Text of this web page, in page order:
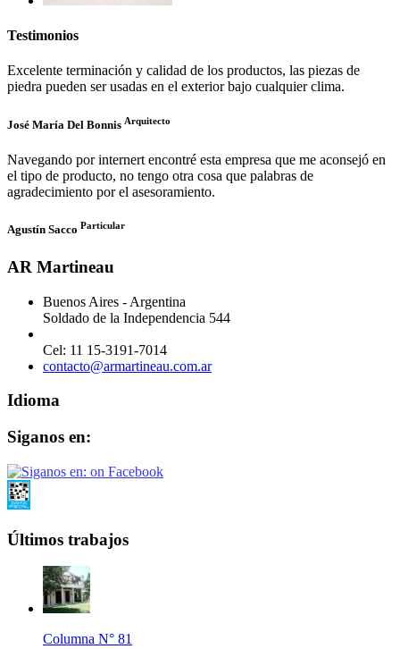
Testimonios
Excelente terminación y calidad de los productos, las piezas de
piedra pueden ser usadas en el exterior bajo cualquier clima.
José María Del Bonnis Arquitecto
Navegando por internert encontré esta empresa que me aconsejó en
el tipo de producto, no tengo otra cosa que palabras de
agradecimiento por el asesoramiento.
Agustín Sacco Particular
AR Martineau
Buenos Aires - Argentina
Soldado de la Independencia 544
Cel: 11 15-3191-7014
contacto@armartineau.com.ar
Idioma
Siganos en:
Últimos trabajos
Columna N° 81